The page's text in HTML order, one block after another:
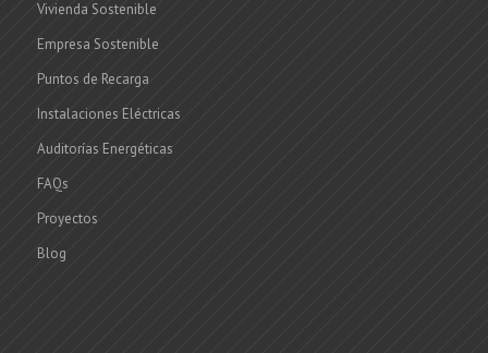
Vivienda Sostenible
Empresa Sostenible
Puntos de Recarga
Instalaciones Eléctricas
Auditorías Energéticas
FAQs
Proyectos
Blog